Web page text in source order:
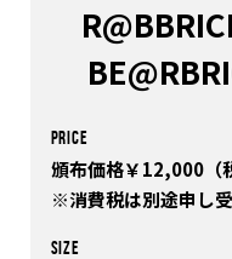
PRICE
頒布価格￥12,000（
※消費税は別途申し受
Size